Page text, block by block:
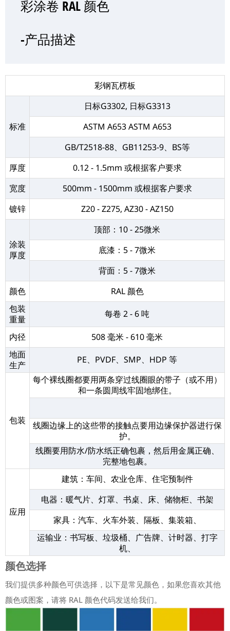
彩涂卷 RAL 颜色
-产品描述
彩钢瓦楞板
标准
日标G3302, 日标G3313
ASTM A653ASTM A653
GB/T2518-88、GB11253-9、BS等
厚度
0.12 - 1.5mm 或根据客户要求
宽度
500mm - 1500mm 或根据客户要求
镀锌
Z20 - Z275, AZ30 - AZ150
涂装
厚度
顶部：10 - 25微米
底漆：5 - 7微米
背面：5 - 7微米
颜色
RAL 颜色
包装
重量
每卷 2 - 6 吨
内径
508 毫米 - 610 毫米
地面
生产
PE、PVDF、SMP、HDP 等
包装
每个裸线圈都要用两条穿过线圈眼的带子（或不用）
和一条圆周线牢固地绑住。
线圈边缘上的这些带的接触点要用边缘保护器进行保
护。
线圈要用防水/防水纸正确包裹，然后用金属正确、
完整地包裹。
应用
建筑：车间、农业仓库、住宅预制件
电器：暖气片、灯罩、书桌、床、储物柜、书架
家具：汽车、火车外装、隔板、集装箱、
运输业：书写板、垃圾桶、广告牌、计时器、打字
机、
颜色选择
我们提供多种颜色可供选择，以下是常见颜色，如果您喜欢其他
颜色或图案，请将 RAL 颜色代码发送给我们。
彩涂卷 RAL 颜色
—产品展示
彩涂卷 RAL 颜色
-厂房
彩涂卷 RAL 颜色
-产品包装